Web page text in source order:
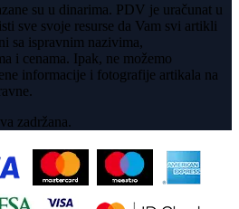
su u dinarima. PDV je uračunat u
sve svoje resurse da Vam svi artikli
sa ispravnim nazivima,
i cenama. Ipak, ne možemo
informacije i fotografije artikala na
zadržana.